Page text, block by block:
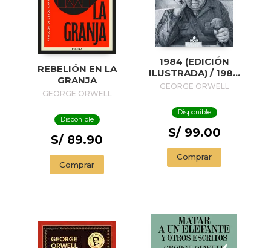
REBELIÓN EN LA
GRANJA
GEORGE ORWELL
Disponible
S/ 89.90
Comprar
1984 (EDICIÓN
ILUSTRADA) / 1984
(ILUSTRATED
GEORGE ORWELL
Disponible
S/ 99.00
Comprar